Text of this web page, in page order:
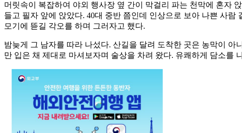
머릿속이 복잡하여 야외 행사장 옆 간이 막걸리 파는 천막에 혼자
들고 필자 앞에 앉았다. 40대 중반 쯤인데 인상으로 보아 나쁜 사
모기에 뜯길 각오를 하며 그러자고 했다.
밤늦게 그 남자를 따라 나섰다. 산길을 달려 도착한 곳은 농막이
만 입은 채 제대로 마셔보자며 술상을 차려 왔다. 유쾌하게 담소를